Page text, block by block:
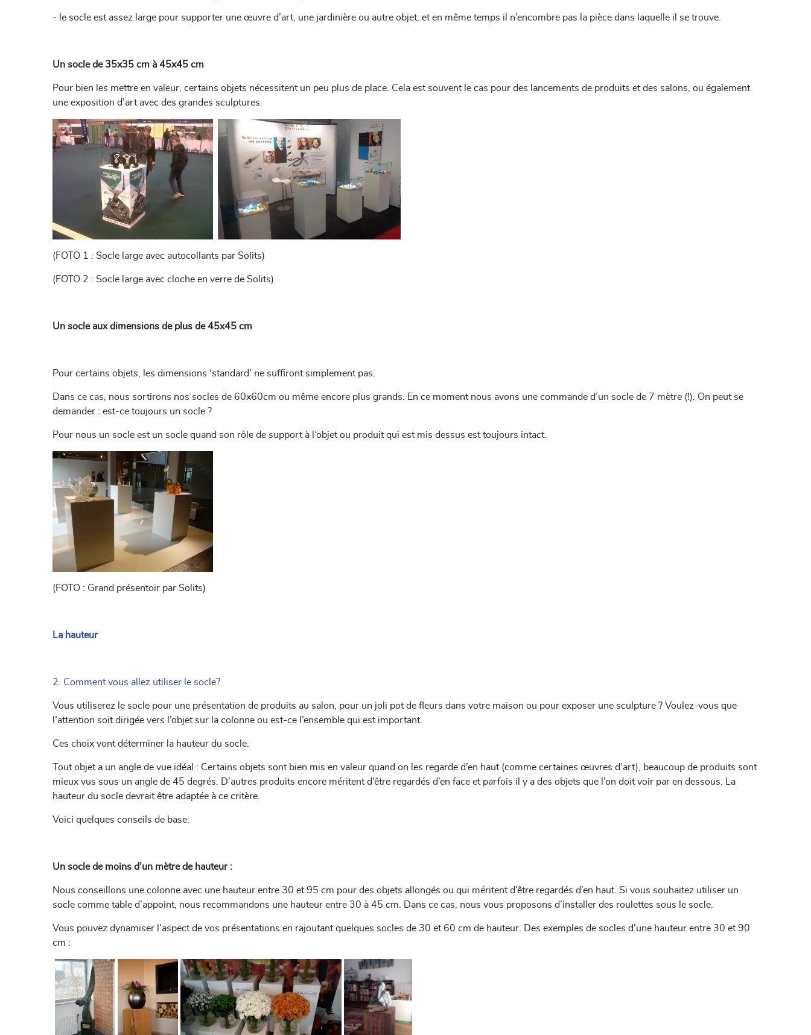
- le socle est assez large pour supporter une œuvre d’art, une jardinière ou autre objet, et en même temps il n’encombre pas la pièce dans laquelle il se trouve.
Un socle de 35x35 cm à 45x45 cm
Pour bien les mettre en valeur, certains objets nécessitent un peu plus de place. Cela est souvent le cas pour des lancements de produits et des salons, ou également
une exposition d’art avec des grandes sculptures.
(FOTO 1 : Socle large avec autocollants par Solits)
(FOTO 2 : Socle large avec cloche en verre de Solits)
Un socle aux dimensions de plus de 45x45 cm
Pour certains objets, les dimensions ‘standard’ ne suffiront simplement pas.
Dans ce cas, nous sortirons nos socles de 60x60cm ou même encore plus grands. En ce moment nous avons une commande d’un socle de 7 mètre (!). On peut se
demander : est-ce toujours un socle ?
Pour nous un socle est un socle quand son rôle de support à l’objet ou produit qui est mis dessus est toujours intact.
(FOTO : Grand présentoir par Solits)
La hauteur
2. Comment vous allez utiliser le socle?
Vous utiliserez le socle pour une présentation de produits au salon, pour un joli pot de fleurs dans votre maison ou pour exposer une sculpture ? Voulez-vous que
l’attention soit dirigée vers l’objet sur la colonne ou est-ce l’ensemble qui est important.
Ces choix vont déterminer la hauteur du socle.
Tout objet a un angle de vue idéal : Certains objets sont bien mis en valeur quand on les regarde d’en haut (comme certaines œuvres d’art), beaucoup de produits sont
mieux vus sous un angle de 45 degrés. D’autres produits encore méritent d’être regardés d’en face et parfois il y a des objets que l’on doit voir par en dessous. La
hauteur du socle devrait être adaptée à ce critère.
Voici quelques conseils de base:
Un socle de moins d’un mètre de hauteur :
Nous conseillons une colonne avec une hauteur entre 30 et 95 cm pour des objets allongés ou qui méritent d’être regardés d’en haut. Si vous souhaitez utiliser un
socle comme table d’appoint, nous recommandons une hauteur entre 30 à 45 cm. Dans ce cas, nous vous proposons d’installer des roulettes sous le socle.
Vous pouvez dynamiser l’aspect de vos présentations en rajoutant quelques socles de 30 et 60 cm de hauteur. Des exemples de socles d’une hauteur entre 30 et 90
cm :